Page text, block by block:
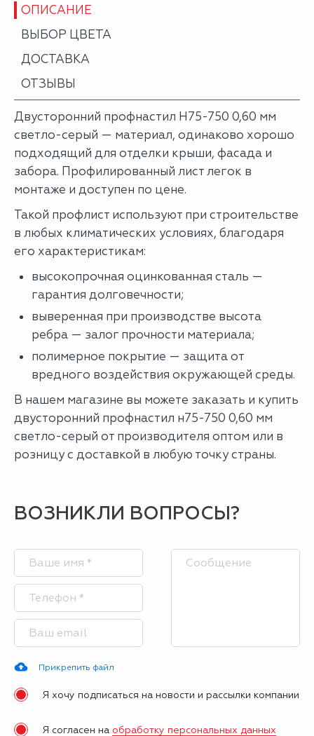
ОПИСАНИЕ
ВЫБОР ЦВЕТА
ДОСТАВКА
ОТЗЫВЫ
Двусторонний профнастил Н75-750 0,60 мм
светло-серый — материал, одинаково хорошо
подходящий для отделки крыши, фасада и
забора. Профилированный лист легок в
монтаже и доступен по цене.
Такой профлист используют при строительстве
в любых климатических условиях, благодаря
его характеристикам:
высокопрочная оцинкованная сталь —
гарантия долговечности;
выверенная при производстве высота
ребра — залог прочности материала;
полимерное покрытие — защита от
вредного воздействия окружающей среды.
В нашем магазине вы можете заказать и купить
двусторонний профнастил н75-750 0,60 мм
светло-серый от производителя оптом или в
розницу с доставкой в любую точку страны.
ВОЗНИКЛИ ВОПРОСЫ?
Прикрепить файл
Я хочу подписаться на новости и рассылки компании
Я согласен на обработку персональных данных